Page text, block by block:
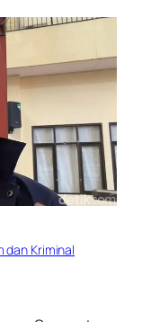
dan Kriminal